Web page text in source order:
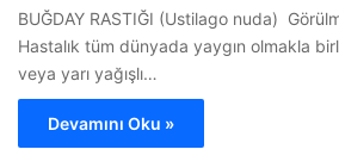
BUĞDAY RASTIĞI (Ustilago nuda)
Hastalık tüm dünyada yaygın olmakla
veya yarı yağışlı…
Devamını Oku »